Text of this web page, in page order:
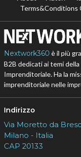
Terms&Conditions
Nextwork360 è il più
B2B dedicati ai temi
Imprenditoriale. Ha la
imprenditoriale nelle
Indirizzo
Via Moretto da
Milano - Italia
CAP 20133